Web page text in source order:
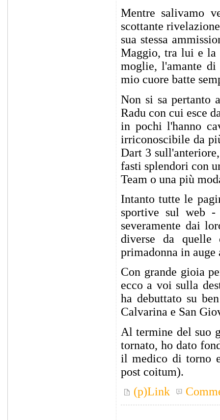
Mentre salivamo
scottante
sua stessa
Maggio, tra lui e
moglie, l'amante
mio cuore batte
Non si sa pertanto
Radu con cui esce
in pochi l'hanno
irriconoscibile da
Dart 3
fasti splendori con
Team o una più
Intanto tutte le
sportive sul web -
severamente dai
diverse da
primadonna in
Con grande gioia
ecco a voi sulla
ha debuttato su
Calvarina e San
Al termine del suo
tornato, ho dato
il medico di torno
post coitum).
(p)Link